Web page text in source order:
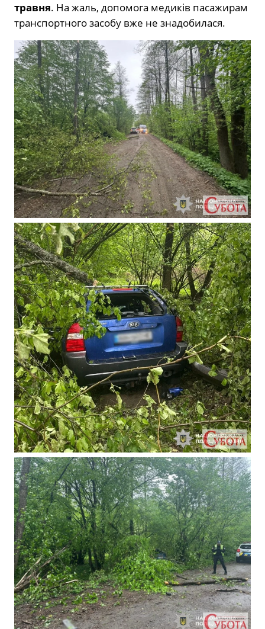
травня. На жаль, допомога медиків пасажирам
транспортного засобу вже не знадобилася.